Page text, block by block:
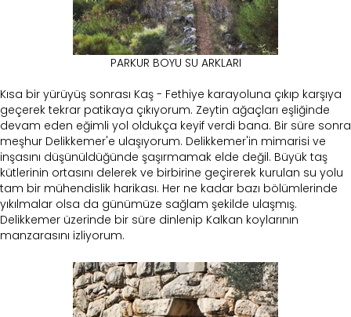
PARKUR BOYU SU ARKLARI
Kısa bir yürüyüş sonrası Kaş - Fethiye karayoluna çıkıp karşıya
geçerek tekrar patikaya çıkıyorum. Zeytin ağaçları eşliğinde
devam eden eğimli yol oldukça keyif verdi bana. Bir süre sonra
meşhur Delikkemer'e ulaşıyorum. Delikkemer'in mimarisi ve
inşasını düşünüldüğünde şaşırmamak elde değil. Büyük taş
kütlerinin ortasını delerek ve birbirine geçirerek kurulan su yolu
tam bir mühendislik harikası. Her ne kadar bazı bölümlerinde
yıkılmalar olsa da günümüze sağlam şekilde ulaşmış.
Delikkemer üzerinde bir süre dinlenip Kalkan koylarının
manzarasını izliyorum.